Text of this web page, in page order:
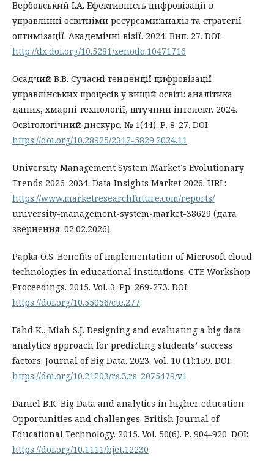
Вербовський І.А. Ефективність цифровізації в
управлінні освітніми ресурсами:аналіз та стратегії
оптимізації. Академічні візії. 2024. Вип. 27. DOI:
http://dx.doi.org/10.5281/zenodo.10471716
Осадчий В.В. Сучасні тенденції цифровізації
управлінських процесів у вищій освіті: аналітика
даних, хмарні технології, штучний інтелект. 2024.
Освітологічний дискурс. № 1(44). Р. 8-27. DOI:
https://doi.org/10.28925/2312-5829.2024.11
University Management System Market’s Evolutionary
Trends 2026-2034. Data Insights Market 2026. URL:
https://www.marketresearchfuture.com/reports/
university-management-system-market-38629 (дата
звернення: 02.02.2026).
Papka O.S. Benefits of implementation of Microsoft cloud
technologies in educational institutions. CTE Workshop
Proceedings. 2015. Vol. 3. Pp. 269-273. DOI:
https://doi.org/10.55056/cte.277
Fahd K., Miah S.J. Designing and evaluating a big data
analytics approach for predicting students’ success
factors. Journal of Big Data. 2023. Vol. 10 (1):159. DOI:
https://doi.org/10.21203/rs.3.rs-2075479/v1
Daniel B.K. Big Data and analytics in higher education:
Opportunities and challenges. British Journal of
Educational Technology. 2015. Vol. 50(6). Р. 904-920. DOI:
https://doi.org/10.1111/bjet.12230